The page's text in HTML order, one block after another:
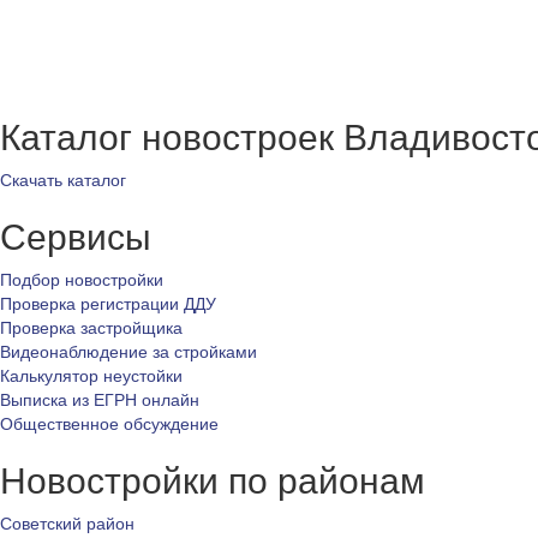
Каталог новостроек
Скачать каталог
Сервисы
Подбор новостройки
Проверка регистрации ДДУ
Проверка застройщика
Видеонаблюдение за стройками
Калькулятор неустойки
Выписка из ЕГРН онлайн
Общественное обсуждение
Новостройки по районам
Советский район